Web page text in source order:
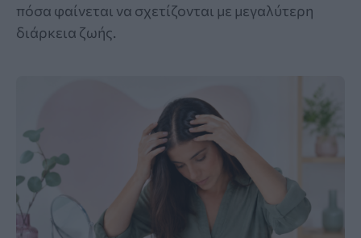
πόσα φαίνεται να σχετίζονται με μεγαλύτερη
διάρκεια ζωής.